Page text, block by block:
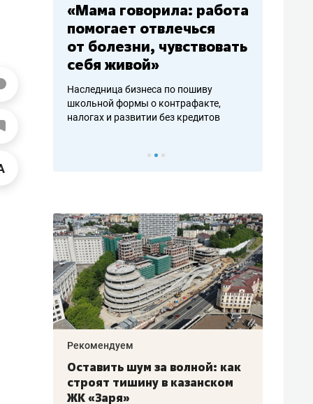
дотошных
мастеров
«Мама говорила: работа
помогает отвлечься
от болезни, чувствовать
себя живой»
Наследница бизнеса по пошиву
школьной формы о контрафакте,
налогах и развитии без кредитов
Рекомендуем
Оставить шум за волной: как
строят тишину в казанском
ЖК «Заря»